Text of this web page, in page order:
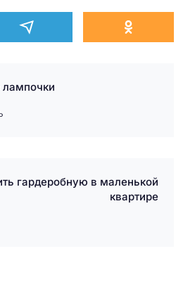
гардеробную в маленькой
квартире